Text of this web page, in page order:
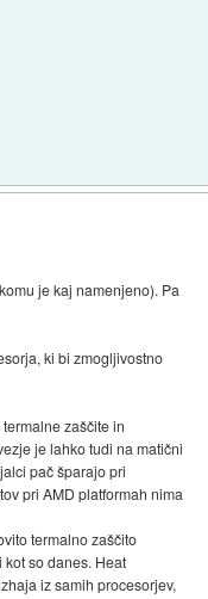
je kaj namenjeno). Pa
ki bi zmogljivostno
zaščite in
je lahko tudi na matični
pač šparajo pri
pri AMD platformah nima
termalno zaščito
so danes. Heat
iz samih procesorjev,